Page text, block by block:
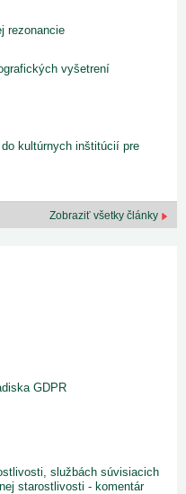
rezonancie
vyšetrení
kultúrnych inštitúcií pre
Zobraziť všetky články
GDPR
službách súvisiacich
starostlivosti - komentár